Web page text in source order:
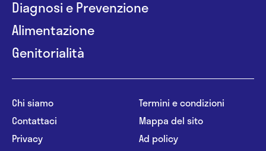
Diagnosi e Prevenzione
Alimentazione
Genitorialità
Chi siamo
Contattaci
Privacy
Termini e condizioni
Mappa del sito
Ad policy